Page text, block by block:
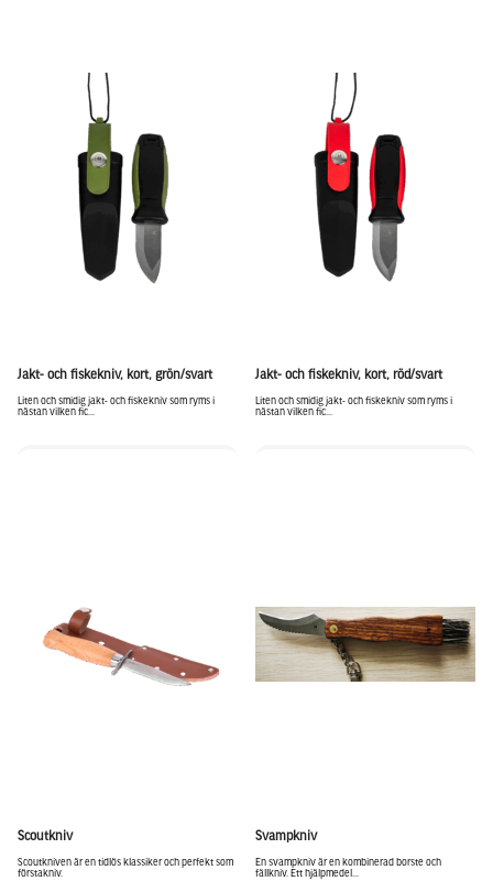
Jakt- och fiskekniv, kort, grön/svart
Liten och smidig jakt- och fiskekniv som ryms i
nästan vilken fic...
Jakt- och fiskekniv, kort, röd/svart
Liten och smidig jakt- och fiskekniv som ryms i
nästan vilken fic...
Scoutkniv
Scoutkniven är en tidlös klassiker och perfekt som
förstakniv.
Svampkniv
En svampkniv är en kombinerad borste och
fällkniv. Ett hjälpmedel...